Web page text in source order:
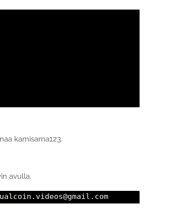
kamisama123.
avulla.